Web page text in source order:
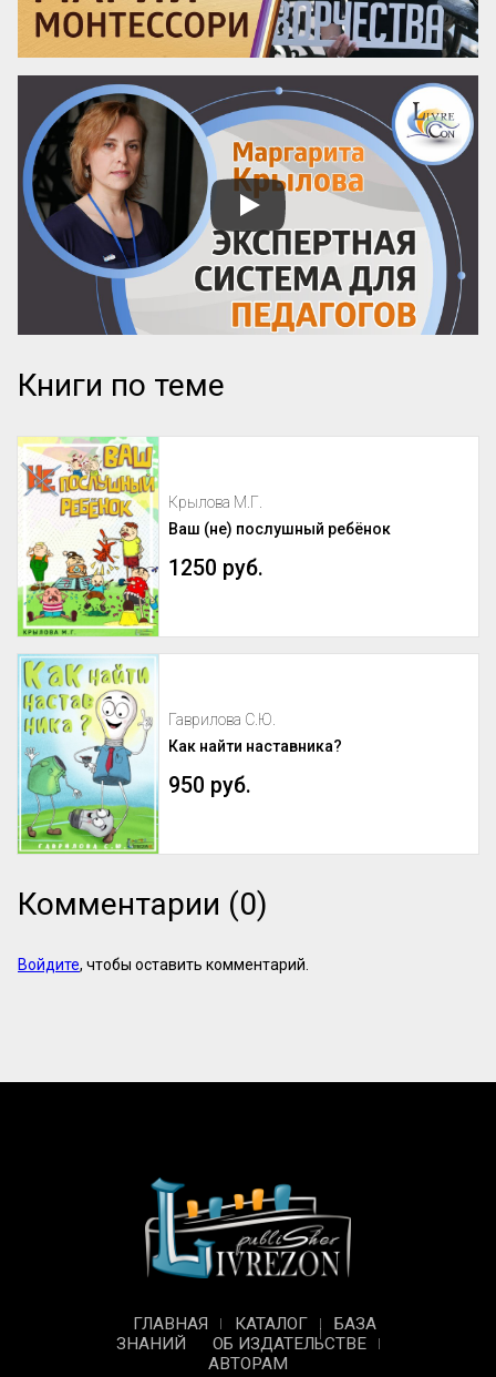
Книги по теме
Крылова М.Г.
Ваш (не) послушный ребёнок
1250 руб.
Гаврилова С.Ю.
Как найти наставника?
950 руб.
Комментарии (0)
Войдите, чтобы оставить комментарий.
ГЛАВНАЯ КАТАЛОГ
БАЗА
ЗНАНИЙ
ОБ ИЗДАТЕЛЬСТВЕ
АВТОРАМ